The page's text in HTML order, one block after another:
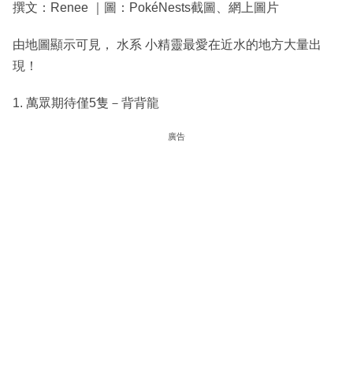
撰文：Renee ｜圖：PokéNests截圖、網上圖片
由地圖顯示可見， 水系 小精靈最愛在近水的地方大量出
現！
1. 萬眾期待僅5隻－背背龍
廣告